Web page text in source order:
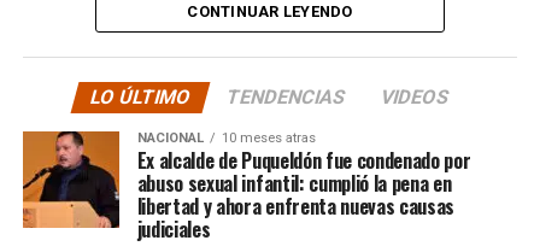
La solidaridad y empatía de los chilenos en cada paso
sino que se superó con creces. De hecho, el último
cómputo dado a conocer reveló la suma total de
$3.689.545.200.
Según Camila Gómez, el excedente de casi $200
millones sería destinadopara los costos médicos
asociados al suministro del Elevidys «porque los 3.500
CONTINUAR LEYENDO
LO ÚLTIMO TENDENCIAS VIDEOS
NACIONAL 10 meses atras
Ex alcalde de Puqueldón fue condenado por
abuso sexual infantil: cumplió la pena en
libertad y ahora enfrenta nuevas causas
judiciales